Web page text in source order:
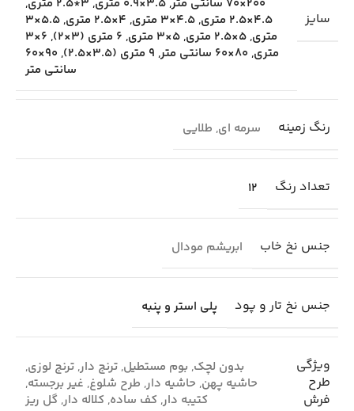
سایز
4.5×2.5 متری
,4.5×3 متری , 4×2.5 متری ,
5.5×3
متری,5×2.5 متری ,5×3 متری , 6 متری (3×2) ,
6×3
متری, 80×60 سانتی متر , 9 متری (3.5×2.5) ,
90×60
سانتی متر
رنگ زمینه سرمه ای, طلایی
تعداد رنگ 12
جنس نخ خاب ابریشم مودال
جنس نخ تار و پود پلی استر و پنبه
ویژگی
طرح
فرش
بدون لچک, بوم مستطیل, ترنج دار, ترنج لوزی,
حاشیه پهن, حاشیه دار, طرح شلوغ, غیر برجسته,
کتیبه دار, کف ساده, کلاله دار, گل ریز